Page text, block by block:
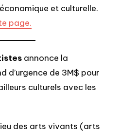
et culturelle.
page.
annonce la
d’urgence de 3M$ pour
culturels avec les
des arts vivants (arts